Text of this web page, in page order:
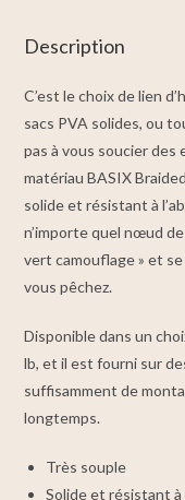
Description
C’est le choix de lien
sacs PVA solides, ou
pas à vous soucier
matériau BASIX
solide et résistant à
n’importe quel nœud
vert camouflage » et
vous pêchez.
Disponible dans un
lb, et il est fourni sur
suffisamment de
longtemps.
Très souple
Solide et résistant à